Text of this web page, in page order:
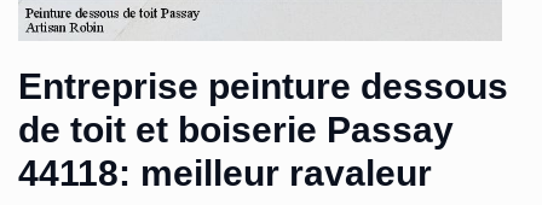
Entreprise peinture dessous
de toit et boiserie Passay
44118: meilleur ravaleur